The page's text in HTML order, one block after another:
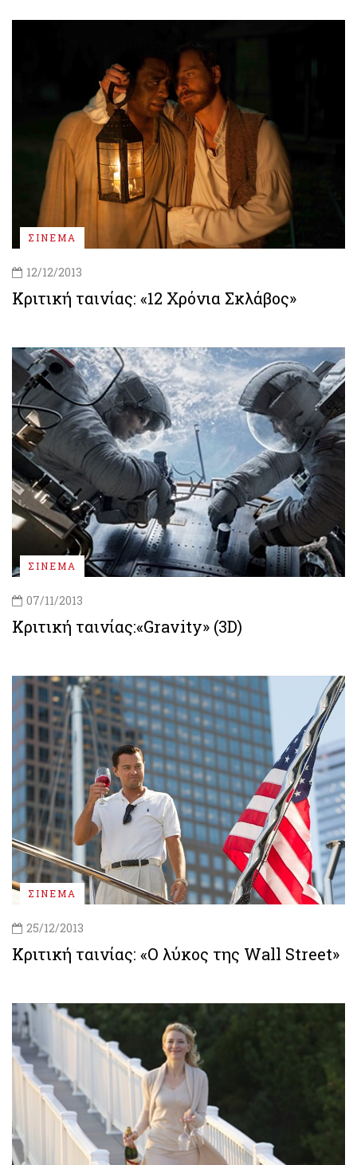
ΣΙΝΕΜΑ
12/12/2013
Κριτική ταινίας: «12 Χρόνια Σκλάβος»
ΣΙΝΕΜΑ
07/11/2013
Κριτική ταινίας:«Gravity» (3D)
ΣΙΝΕΜΑ
25/12/2013
Κριτική ταινίας: «Ο λύκος της Wall Street»